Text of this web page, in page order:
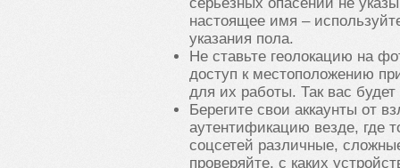
настоящее имя –
указания пола.
Не ставьте геолокацию на
доступ к местоположению
для их работы. Так вас
Берегите свои аккаунты от
аутентификацию везде, где
соцсетей различные,
проверяйте, с каких